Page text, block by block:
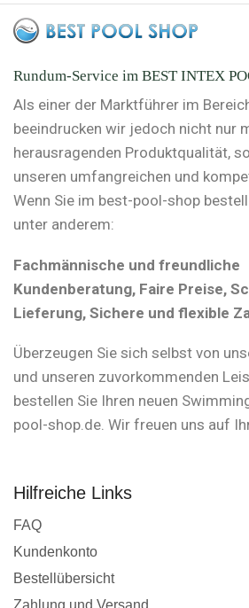
Rundum-Service im BEST INTEX
Als einer der Marktführer im
beeindrucken wir jedoch nicht nur
herausragenden Produktqualität,
unseren umfangreichen und
Wenn Sie im best-pool-shop
unter anderem:
Fachmännische und freundliche
Kundenberatung, Faire Preise,
Lieferung, Sichere und flexible
Überzeugen Sie sich selbst von
und unseren zuvorkommenden
bestellen Sie Ihren neuen
pool-shop.de. Wir freuen uns auf
Hilfreiche Links
FAQ
Kundenkonto
Bestellübersicht
Zahlung und Versand